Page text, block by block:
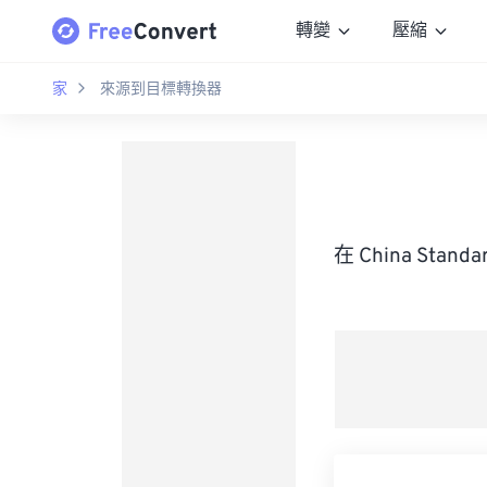
轉變 壓縮
家 來源到目標轉換器
在 China